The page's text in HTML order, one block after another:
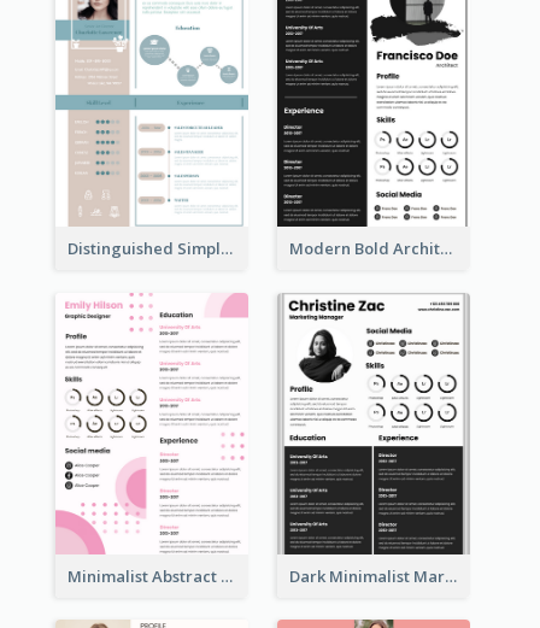
Distinguished Simple Professional Resume Modern Bold Architect Resume
Minimalist Abstract Pink Resume Dark Minimalist Marketing Manager Resume